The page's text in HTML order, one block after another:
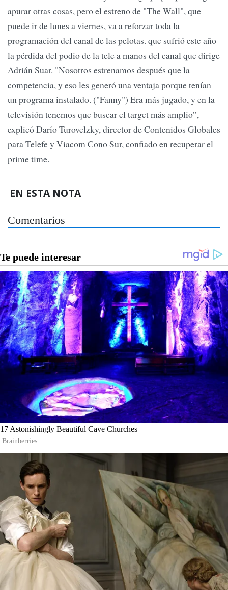
apurar otras cosas, pero el estreno de "The Wall", que
puede ir de lunes a viernes, va a reforzar toda la
programación del canal de las pelotas. que sufrió este año
la pérdida del podio de la tele a manos del canal que dirige
Adrián Suar. "Nosotros estrenamos después que la
competencia, y eso les generó una ventaja porque tenían
un programa instalado. ("Fanny") Era más jugado, y en la
televisión tenemos que buscar el target más amplio”,
explicó Darío Turovelzky, director de Contenidos Globales
para Telefe y Viacom Cono Sur, confiado en recuperar el
prime time.
EN ESTA NOTA
Comentarios